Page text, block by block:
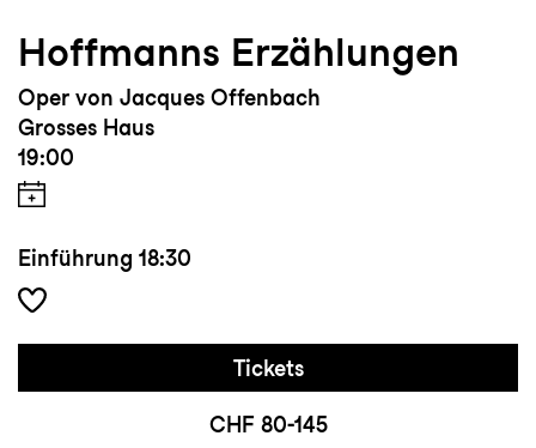
Hoffmanns Erzählungen
Oper von Jacques Offenbach
Grosses Haus
19:00
Einführung 18:30
Tickets
CHF 80-145